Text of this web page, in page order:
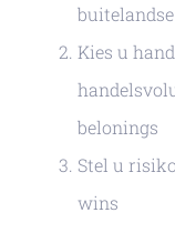
Kies u
belonings
Stel u
wins